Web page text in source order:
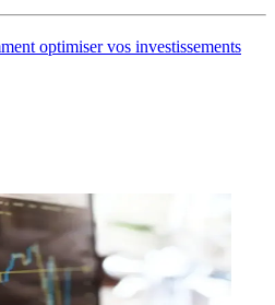
optimiser vos investissements